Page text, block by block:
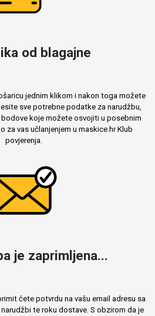
od blagajne
jednim klikom i nakon toga možete
sve potrebne podatke za narudžbu,
koje možete osvojiti u posebnim
za vas učlanjenjem u maskice.hr Klub
povjerenja.
je zaprimljena...
ćete potvrdu na vašu email adresu sa
te roku dostave. S obzirom da je
Crtani filmovi